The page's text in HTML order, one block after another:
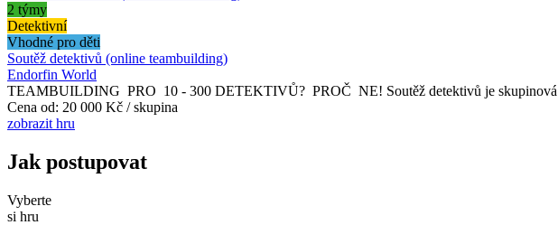
2 týmy
Detektivní
Vhodné pro děti
Soutěž detektivů (online teambuilding)
Endorfin World
TEAMBUILDING PRO 10 - 300 DETEKTIVŮ? PROČ NE! Soutěž detektivů je skupinová
Cena od: 20 000 Kč / skupina
zobrazit hru
Jak postupovat
Vyberte
si hru